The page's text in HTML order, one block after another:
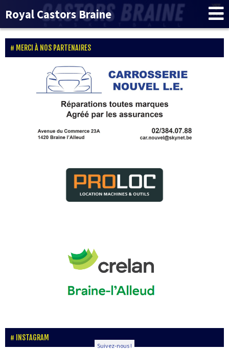
Royal Castors Braine
MERCI À NOS PARTENAIRES
INSTAGRAM
Suivez-nous !